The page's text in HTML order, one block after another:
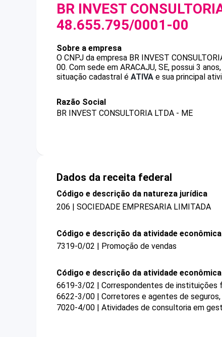
BR INVEST
48.655.795/0001-00
Sobre a empresa
O CNPJ da empresa BR INVEST
00. Com sede em ARACAJU, SE, possui 3
situação cadastral é ATIVA e sua principal
Razão Social
BR INVEST CONSULTORIA LTDA - ME
Dados da receita federal
Código e descrição da natureza jurídica
206 | SOCIEDADE EMPRESARIA LIMITADA
Código e descrição da atividade
7319-0/02 | Promoção de vendas
Código e descrição da atividade
6619-3/02 | Correspondentes de instituições
6622-3/00 | Corretores e agentes de
7020-4/00 | Atividades de consultoria em